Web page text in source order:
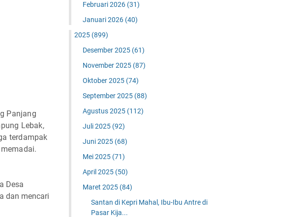
Panjang
Lebak,
terdampak
Desa
dan mencari
Februari 2026 (31)
Januari 2026 (40)
2025 (899)
Desember 2025 (61)
November 2025 (87)
Oktober 2025 (74)
September 2025 (88)
Agustus 2025 (112)
Juli 2025 (92)
Juni 2025 (68)
Mei 2025 (71)
April 2025 (50)
Maret 2025 (84)
Santan di Kepri Mahal, Ibu-Ibu Antre di
Pasar Kija...